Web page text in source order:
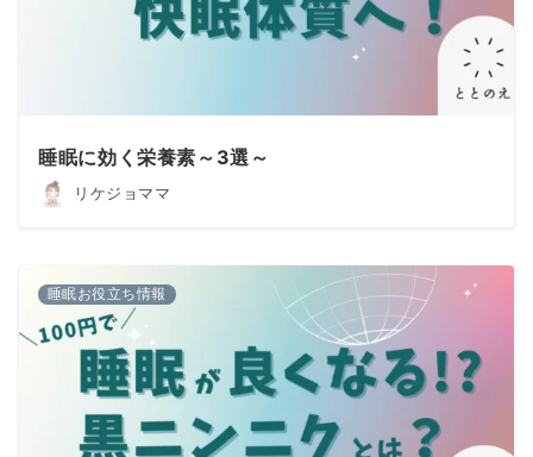
睡眠に効く栄養素～3選～
リケジョママ
睡眠お役立ち情報